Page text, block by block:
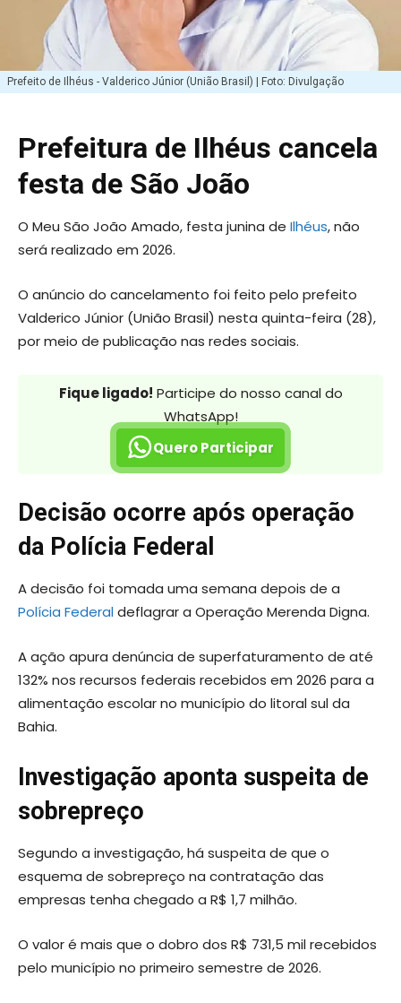
Prefeito de Ilhéus - Valderico Júnior (União Brasil) | Foto: Divulgação
Prefeitura de Ilhéus cancela
festa de São João
O Meu São João Amado, festa junina de Ilhéus, não
será realizado em 2026.
O anúncio do cancelamento foi feito pelo prefeito
Valderico Júnior (União Brasil) nesta quinta-feira (28),
por meio de publicação nas redes sociais.
Fique ligado! Participe do nosso canal do
WhatsApp!
Quero Participar
Decisão ocorre após operação
da Polícia Federal
A decisão foi tomada uma semana depois de a
Polícia Federaldeflagrar a Operação Merenda Digna.
A ação apura denúncia de superfaturamento de até
132% nos recursos federais recebidos em 2026 para a
alimentação escolar no município do litoral sul da
Bahia.
Investigação aponta suspeita de
sobrepreço
Segundo a investigação, há suspeita de que o
esquema de sobrepreço na contratação das
empresas tenha chegado a R$ 1,7 milhão.
O valor é mais que o dobro dos R$ 731,5 mil recebidos
pelo município no primeiro semestre de 2026.